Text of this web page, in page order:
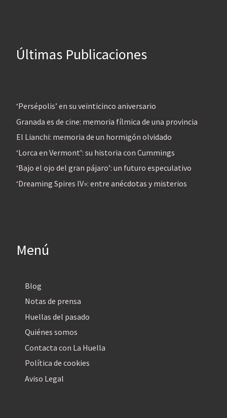
Últimas Publicaciones
‘Persépolis’ en su veinticinco aniversario
Granada es de cine: memoria fílmica de una provincia
El Lianchi: memoria de un hormigón olvidado
‘Lorca en Vermont’: su historia con Cummings
‘Bajo el ojo del gran pájaro’: un futuro especulativo
‘Dreaming Spires IV»: entre anécdotas y misterios
Menú
Blog
Notas de prensa
Huellas del pasado
Quiénes somos
Contacta con La Huella
Política de cookies
Aviso Legal